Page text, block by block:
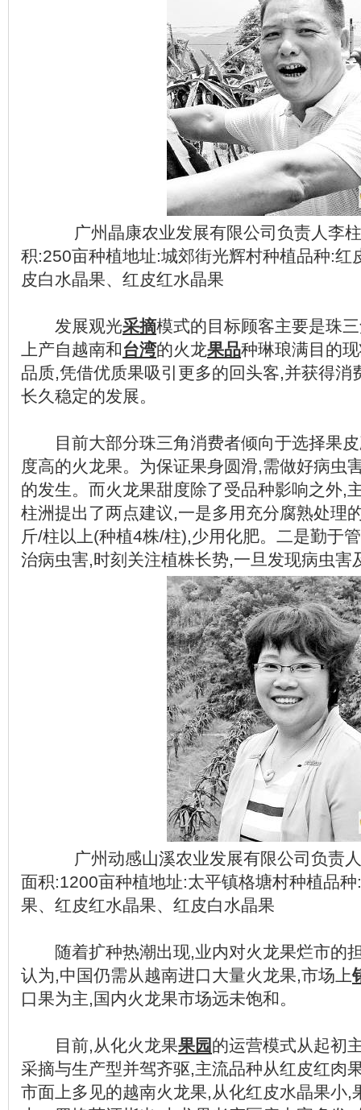
广州晶康农业发展有限公司负责人李柱
积:250亩种植地址:城郊街光辉村种植品种:红
皮白水晶果、红皮红水晶果
发展观光采摘模式的目标顾客主要是珠
上产自越南和台湾的火龙果品种琳琅满目的
品质,凭借优质果吸引更多的回头客,并获得消
长久稳定的发展。
目前大部分珠三角消费者倾向于选择果皮
度高的火龙果。为保证果身圆滑,需做好病虫
的发生。而火龙果甜度除了受品种影响之外,
柱洲提出了两点建议,一是多用充分腐熟处理
斤/柱以上(种植4株/柱),少用化肥。二是勤于
治病虫害,时刻关注植株长势,一旦发现病虫害
广州动感山溪农业发展有限公司负责人
面积:1200亩种植地址:太平镇格塘村种植品
果、红皮红水晶果、红皮白水晶果
随着扩种热潮出现,业内对火龙果烂市的
认为,中国仍需从越南进口大量火龙果,市场上
口果为主,国内火龙果市场远未饱和。
目前,从化火龙果果园的运营模式从起初
采摘与生产型并驾齐驱,主流品种从红皮红肉
市面上多见的越南火龙果,从化红皮水晶果小,